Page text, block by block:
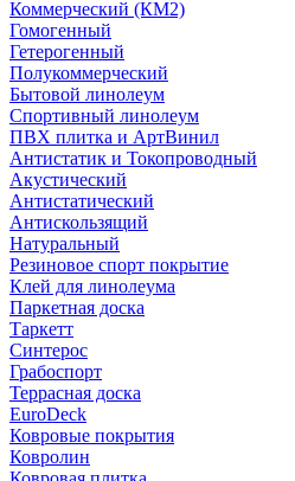
Коммерческий (КМ2)
Гомогенный
Гетерогенный
Полукоммерческий
Бытовой линолеум
Спортивный линолеум
ПВХ плитка и АртВинил
Антистатик и Токопроводный
Акустический
Антистатический
Антискользящий
Натуральный
Резиновое спорт покрытие
Клей для линолеума
Паркетная доска
Таркетт
Синтерос
Грабоспорт
Террасная доска
EuroDeck
Ковровые покрытия
Ковролин